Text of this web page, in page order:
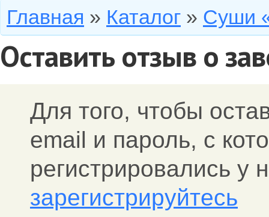
Главная » Каталог » Суши
Оставить отзыв о
Для того, чтобы
email и пароль, c
регистрировались у
зарегистрируйтесь